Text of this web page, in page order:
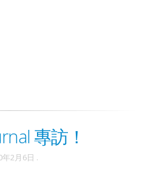
專訪！
年2月6日 .